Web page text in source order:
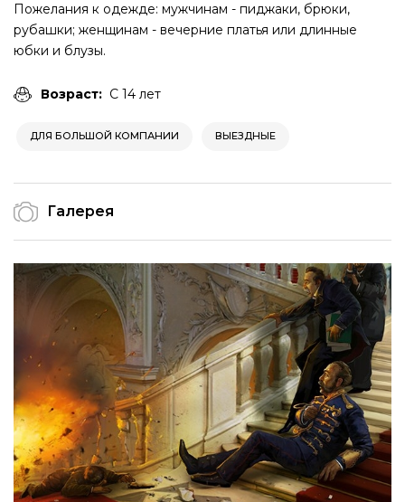
Пожелания к одежде: мужчинам - пиджаки, брюки,
рубашки; женщинам - вечерние платья или длинные
юбки и блузы.
Возраст: С 14 лет
ДЛЯ БОЛЬШОЙ КОМПАНИИ ВЫЕЗДНЫЕ
Галерея